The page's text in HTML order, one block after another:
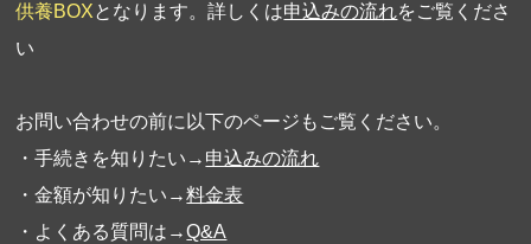
供養BOXとなります。詳しくは申込みの流れをご覧くださ
い
お問い合わせの前に以下のページもご覧ください。
・手続きを知りたい→ 申込みの流れ
・金額が知りたい→料金表
・よくある質問は→Q&A